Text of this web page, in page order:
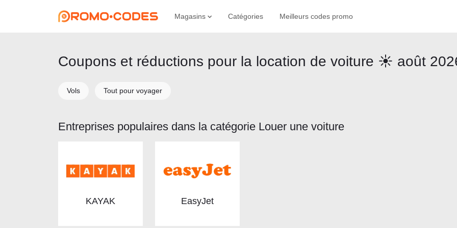
Magasins Catégories Meilleurs codes promo
Сoupons et réductions pour la location de voiture ☀️ août
Vols Tout pour voyager
Entreprises populaires dans la catégorie Louer une voiture
KAYAK EasyJet